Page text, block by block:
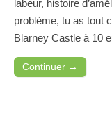
labeur, histoire
problème, tu as tout
Blarney Castle à 10
Continuer →